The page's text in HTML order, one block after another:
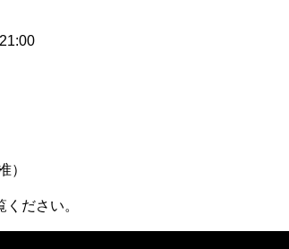
）
ださい。